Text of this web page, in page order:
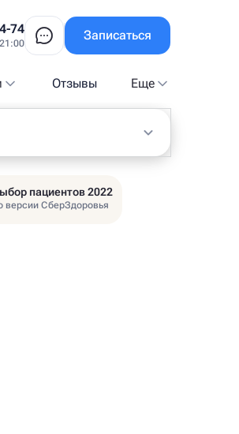
74 Записаться
Отзывы Еще
пациентов 2022
версии СберЗдоровья